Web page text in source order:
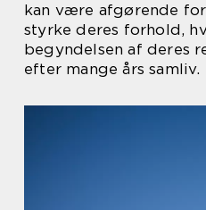
kan være afgørende
styrke deres forhold,
begyndelsen af deres
efter mange års samliv.